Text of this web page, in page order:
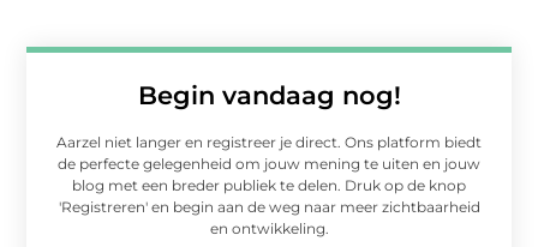
Begin vandaag nog!
Aarzel niet langer en registreer je direct. Ons platform biedt
de perfecte gelegenheid om jouw mening te uiten en jouw
blog met een breder publiek te delen. Druk op de knop
'Registreren' en begin aan de weg naar meer zichtbaarheid
en ontwikkeling.